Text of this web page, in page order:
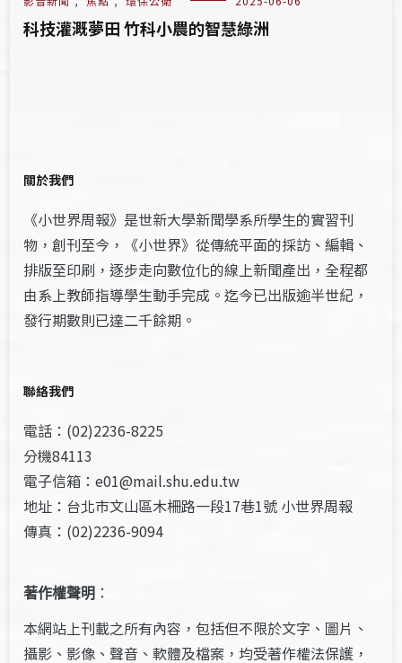
科技灌溉夢田 竹科小農的智慧綠洲
關於我們
《小世界周報》是世新大學新聞學系所學生的實習刊
物，創刊至今，《小世界》從傳統平面的採訪、編輯、
排版至印刷，逐步走向數位化的線上新聞產出，全程都
由系上教師指導學生動手完成。迄今已出版逾半世紀，
發行期數則已達二千餘期。
聯絡我們
電話：(02)2236-8225
分機84113
電子信箱：e01@mail.shu.edu.tw
地址：台北市文山區木柵路一段17巷1號 小世界周報
傳真：(02)2236-9094
著作權聲明 ：
本網站上刊載之所有內容，包括但不限於文字、圖片、
攝影、影像、聲音、軟體及檔案，均受著作權法保護，